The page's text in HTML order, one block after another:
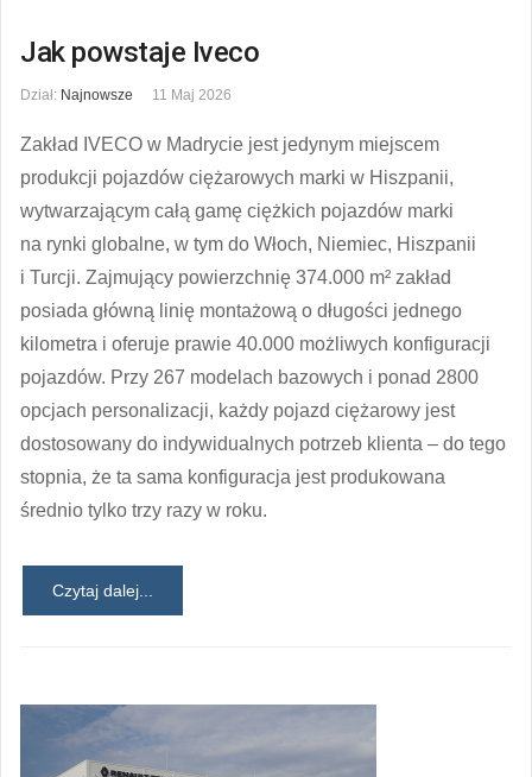
Jak powstaje Iveco
Dział: Najnowsze 11 Maj 2026
Zakład IVECO w Madrycie jest jedynym miejscem
produkcji pojazdów ciężarowych marki w Hiszpanii,
wytwarzającym całą gamę ciężkich pojazdów marki
na rynki globalne, w tym do Włoch, Niemiec, Hiszpanii
i Turcji. Zajmujący powierzchnię 374.000 m² zakład
posiada główną linię montażową o długości jednego
kilometra i oferuje prawie 40.000 możliwych konfiguracji
pojazdów. Przy 267 modelach bazowych i ponad 2800
opcjach personalizacji, każdy pojazd ciężarowy jest
dostosowany do indywidualnych potrzeb klienta – do tego
stopnia, że ta sama konfiguracja jest produkowana
średnio tylko trzy razy w roku.
Czytaj dalej...